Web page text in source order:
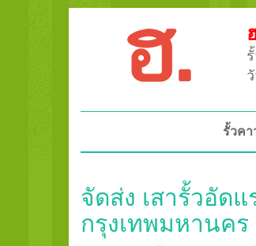
รั้วคา
จัดส่ง เสารั้วอัด
กรุงเทพมหานคร